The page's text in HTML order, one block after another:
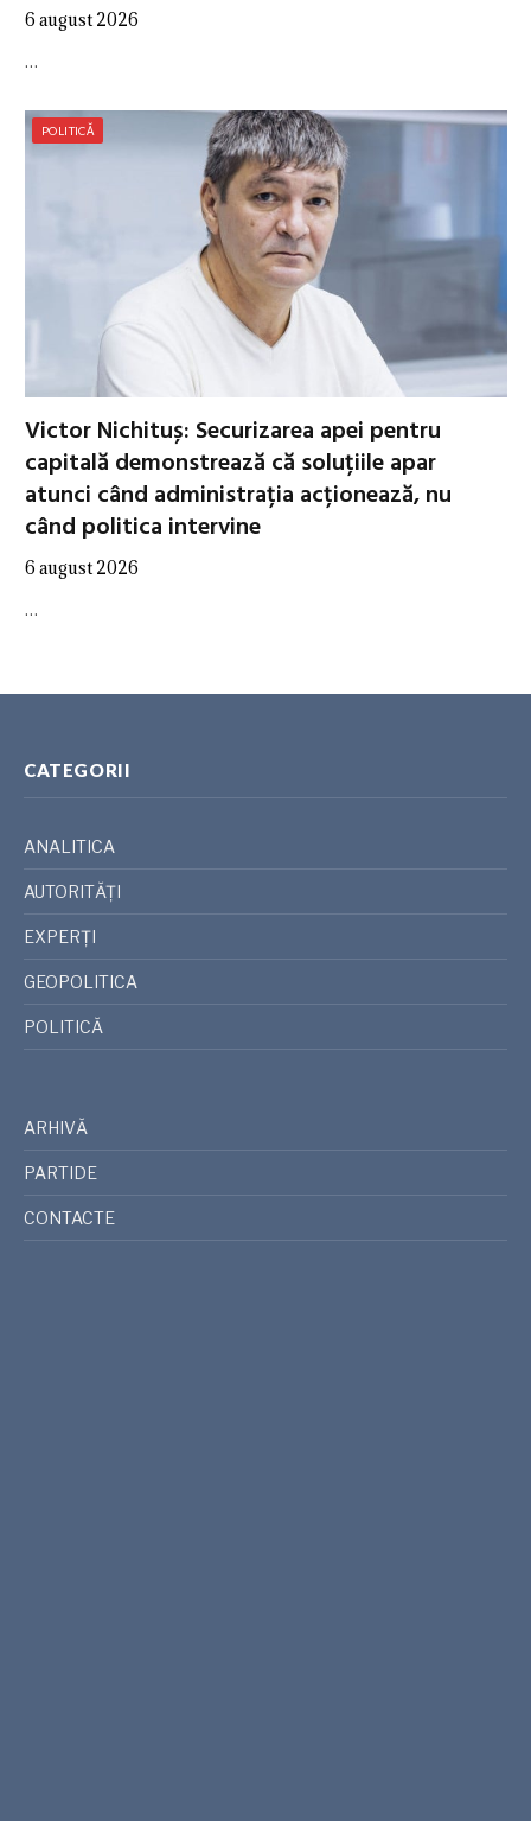
6 august 2026
…
POLITICĂ
Victor Nichituș: Securizarea apei pentru
capitală demonstrează că soluțiile apar
atunci când administrația acționează, nu
când politica intervine
6 august 2026
…
CATEGORII
ANALITICA
AUTORITĂȚI
EXPERȚI
GEOPOLITICA
POLITICĂ
ARHIVĂ
PARTIDE
CONTACTE